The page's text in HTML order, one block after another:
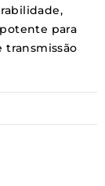
para
transmissão